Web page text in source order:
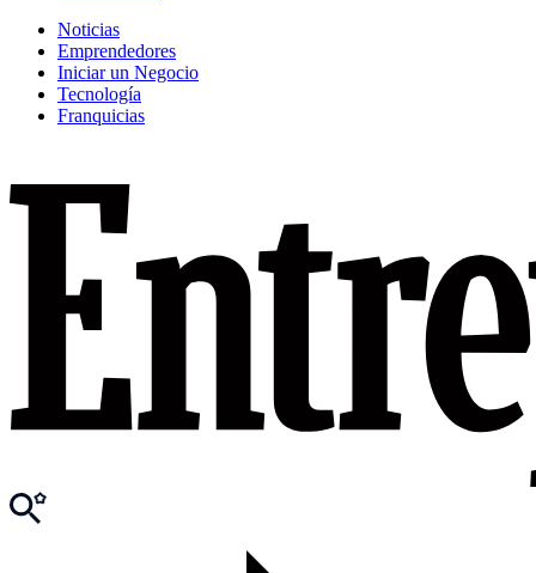
Noticias
Emprendedores
Iniciar un Negocio
Tecnología
Franquicias